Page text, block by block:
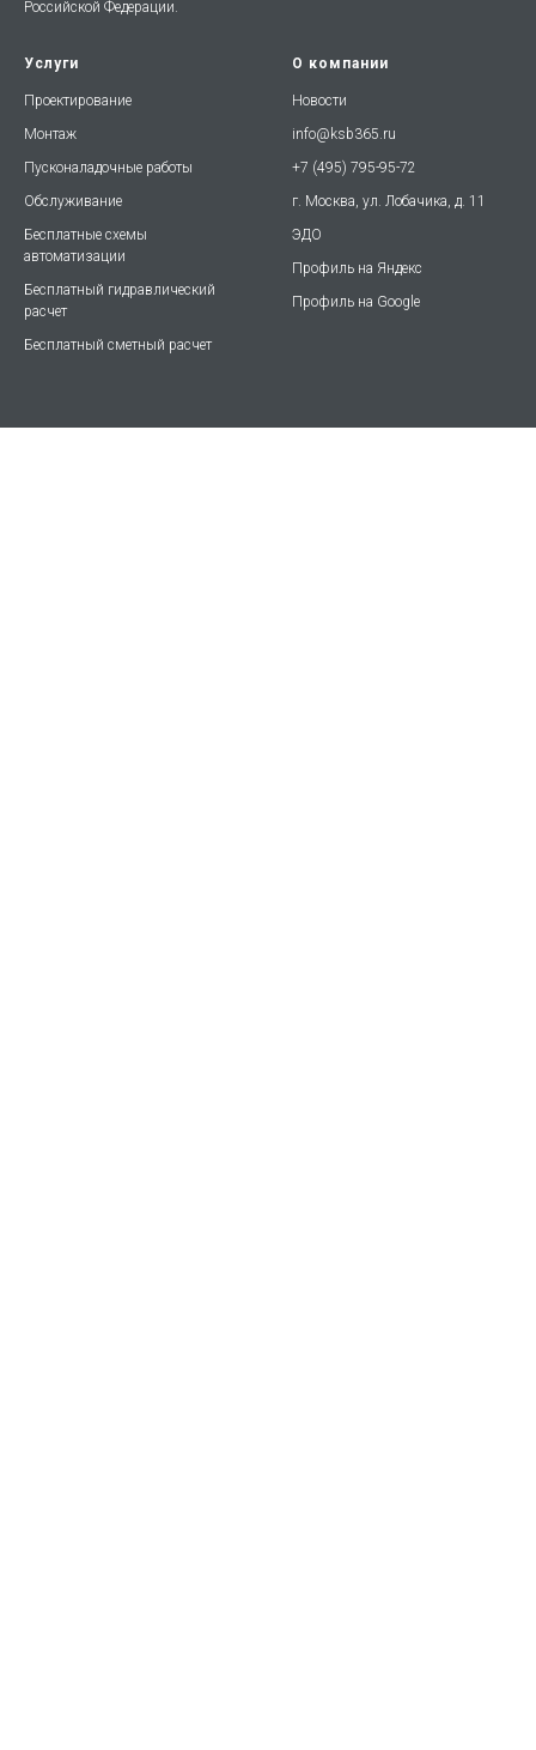
Российской Федерации.
Услуги
Проектирование
Монтаж
Пусконаладочные работы
Обслуживание
Бесплатные схемы
автоматизации
Бесплатный гидравлический
расчет
Бесплатный сметный расчет
О компании
Новости
info@ksb365.ru
+7 (495) 795-95-72
г. Москва, ул. Лобачика, д. 11
ЭДО
Профиль на Яндекс
Профиль на Google